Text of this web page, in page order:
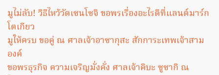
มูไม่ลับ! วิธีไหว้วัดเซนโซจิ ขอพรเรื่องอะไรดีที่แลนด์มาร์ก
โตเกียว
มูให้ครบ ขอคู่ ณ ศาลเจ้าอาซากุสะ สักการะเทพเจ้าสาม
องค์
ขอพรธุรกิจ ความเจริญมั่งคั่ง ศาลเจ้าคิบะ ซูซากิ ณ